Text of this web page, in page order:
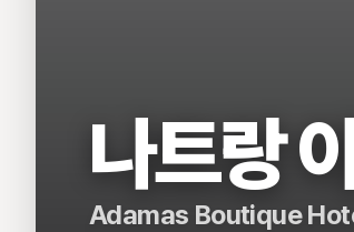
나트랑
Adamas Boutique